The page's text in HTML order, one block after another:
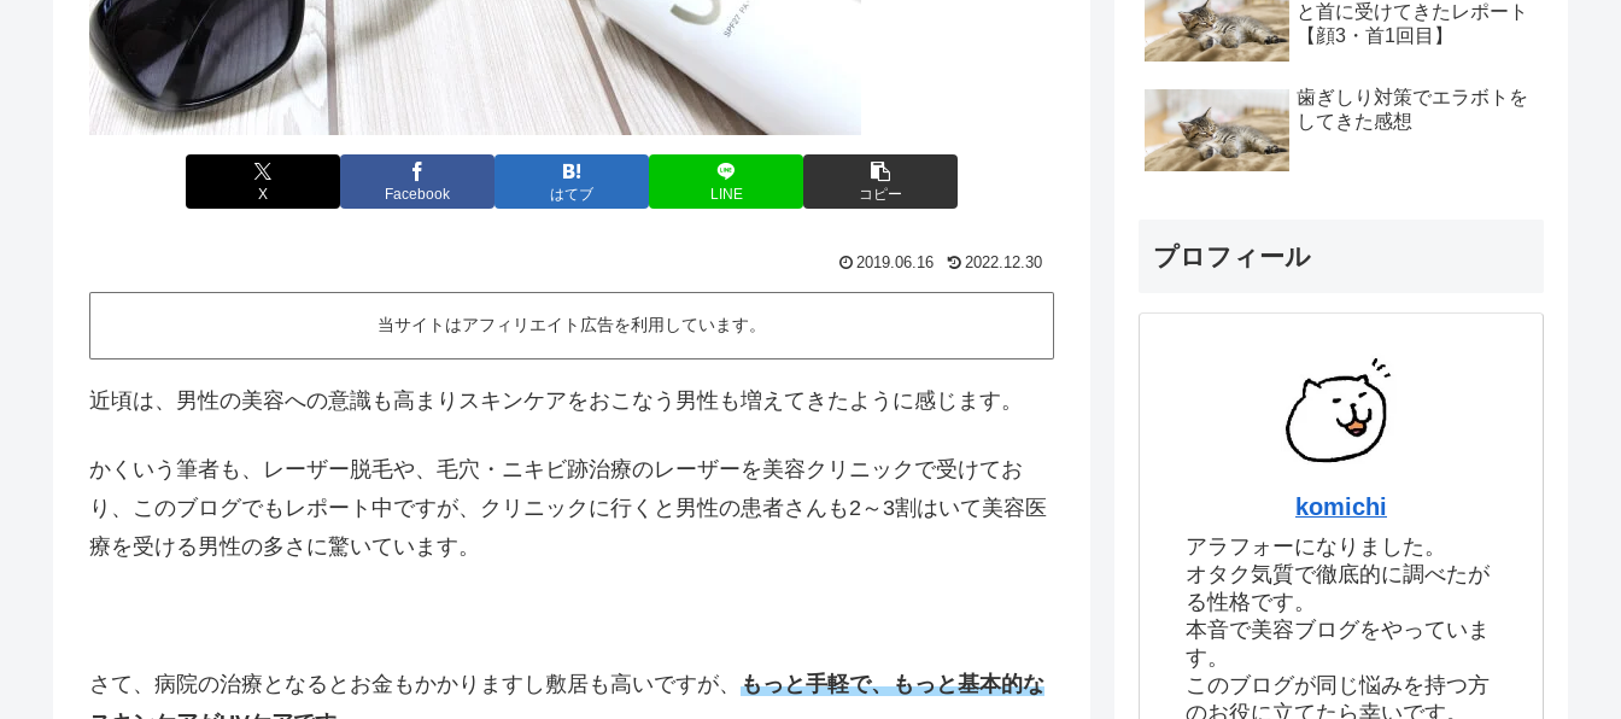
X Facebook はてブ LINE コピー
2019.06.16 2022.12.30
当サイトはアフィリエイト広告を利用しています。
近頃は、男性の美容への意識も高まりスキンケアをおこなう男性も増えてきたように感じます。
かくいう筆者も、レーザー脱毛や、毛穴・ニキビ跡治療のレーザーを美容クリニックで受けてお
り、このブログでもレポート中ですが、クリニックに行くと男性の患者さんも2～3割はいて美容医
療を受ける男性の多さに驚いています。
さて、病院の治療となるとお金もかかりますし敷居も高いですが、 もっと手軽で、もっと基本的な
と首に受けてきたレポート
【顔3・首1回目】
歯ぎしり対策でエラボトを
してきた感想
プロフィール
komichi
アラフォーになりました。
オタク気質で徹底的に調べたが
る性格です。
本音で美容ブログをやっていま
す。
このブログが同じ悩みを持つ方
のお役に立てたら幸いです。